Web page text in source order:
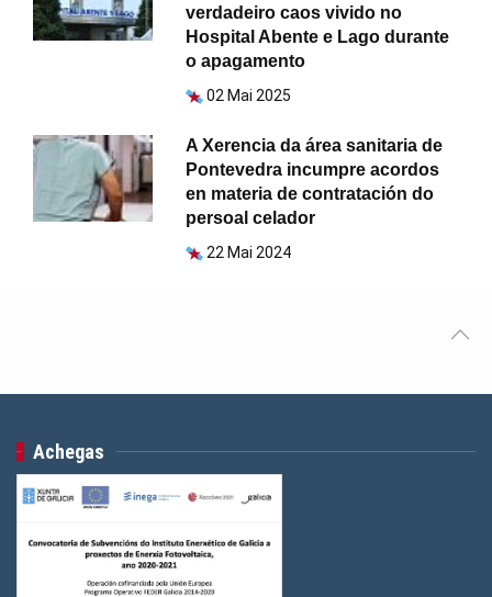
verdadeiro caos vivido no
Hospital Abente e Lago durante
o apagamento
02 Mai 2025
A Xerencia da área sanitaria de
Pontevedra incumpre acordos
en materia de contratación do
persoal celador
22 Mai 2024
Achegas